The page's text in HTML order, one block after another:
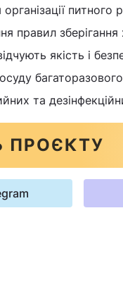
правил
якість і
та
ПРОЄКТУ